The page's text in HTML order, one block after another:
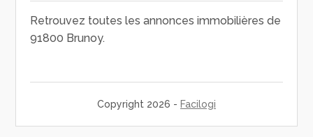
Retrouvez toutes les annonces immobilières de
91800 Brunoy.
Copyright 2026 - Facilogi